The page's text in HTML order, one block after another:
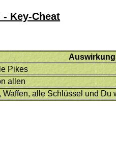
Key-Cheat
Auswirkung
Pikes
allen
Waffen, alle Schlüssel und